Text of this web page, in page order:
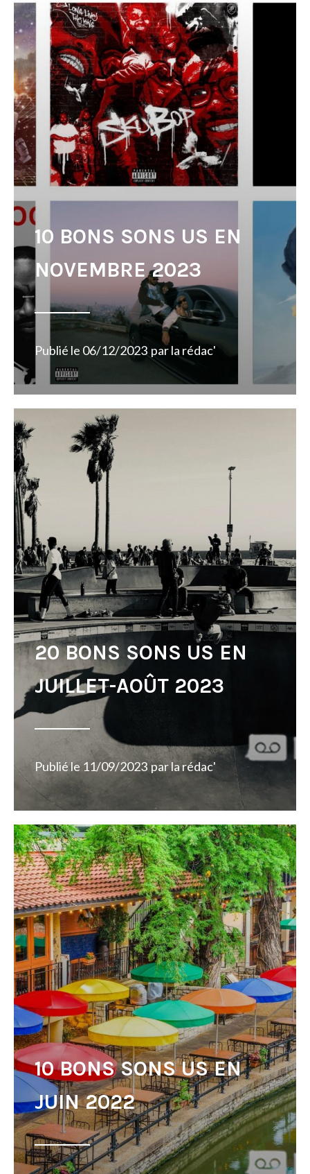
10 BONS SONS US EN
NOVEMBRE 2023
Publié le 06/12/2023 parla rédac'
20 BONS SONS US EN
JUILLET-AOÛT 2023
Publié le 11/09/2023 parla rédac'
10 BONS SONS US EN
JUIN 2022